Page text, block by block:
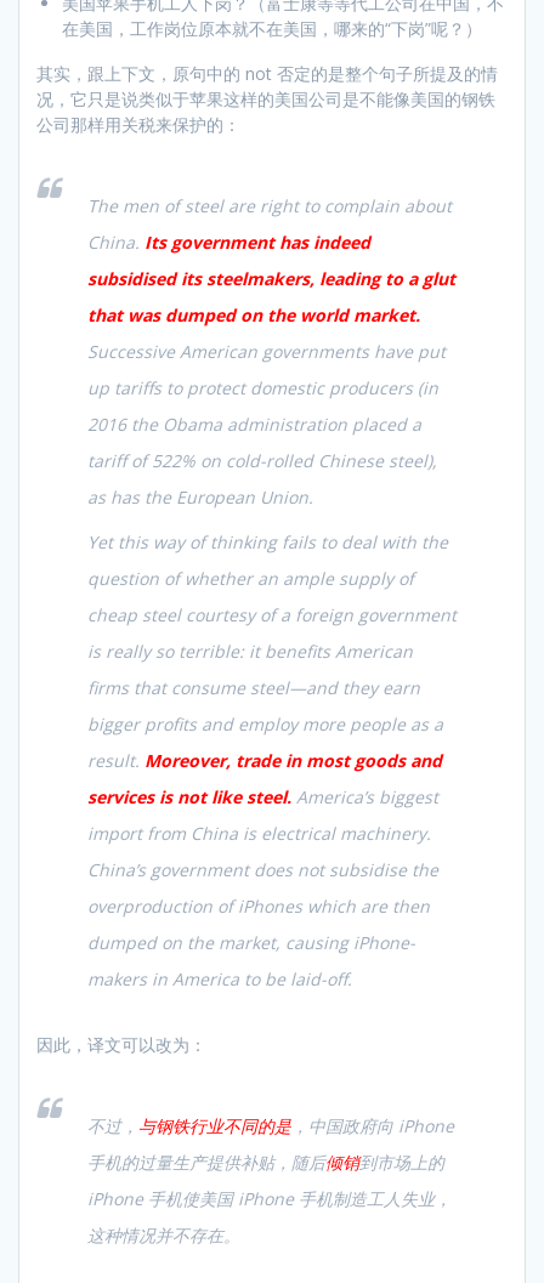
在美国，工作岗位原本就不在美国，哪来的“下岗”呢？）
其实，跟上下文，原句中的 not 否定的是整个句子所提及的情
况，它只是说类似于苹果这样的美国公司是不能像美国的钢铁
公司那样用关税来保护的：
The men of steel are right to complain about
China. Its government has indeed
subsidised its steelmakers, leading to a glut
that was dumped on the world market.
Successive American governments have put
up tariffs to protect domestic producers (in
2016 the Obama administration placed a
tariff of 522% on cold-rolled Chinese steel),
as has the European Union.
Yet this way of thinking fails to deal with the
question of whether an ample supply of
cheap steel courtesy of a foreign government
is really so terrible: it benefits American
firms that consume steel—and they earn
bigger profits and employ more people as a
result. Moreover, trade in most goods and
services is not like steel. America’s biggest
import from China is electrical machinery.
China’s government does not subsidise the
overproduction of iPhones which are then
dumped on the market, causing iPhone-
makers in America to be laid-off.
因此，译文可以改为：
不过， 与钢铁行业不同的是 ，中国政府向 iPhone
手机的过量生产提供补贴，随后倾销到市场上的
iPhone 手机使美国 iPhone 手机制造工人失业，
这种情况并不存在。